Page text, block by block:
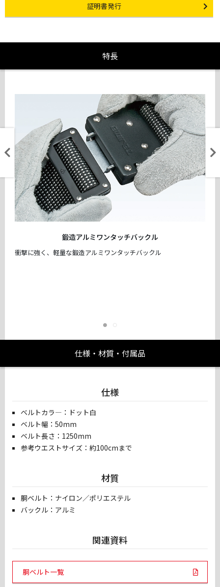
Certificate Issuance
証明書発行
特長
鍛造アルミワンタッチバックル
衝撃に強く、軽量な鍛造アルミワンタッチバックル
仕様・材質・付属品
仕様
ベルトカラ―：ドット白
ベルト幅：50mm
ベルト長さ：1250mm
参考ウエストサイズ：約100cmまで
材質
胴ベルト：ナイロン／ポリエステル
バックル：アルミ
関連資料
胴ベルト一覧PDF Links